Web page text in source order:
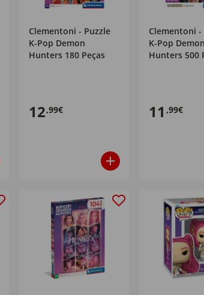
Clementoni - Puzzle
K-Pop Demon
Hunters 180 Peças
12,99€
Clementoni -
K-Pop Demon
Hunters 500
11 ,99€